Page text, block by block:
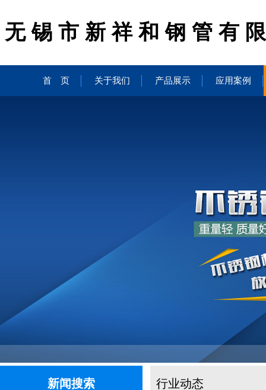
无锡市新祥和钢管有
首 页 关于我们 产品展示 应用案例
新闻搜索 行业动态